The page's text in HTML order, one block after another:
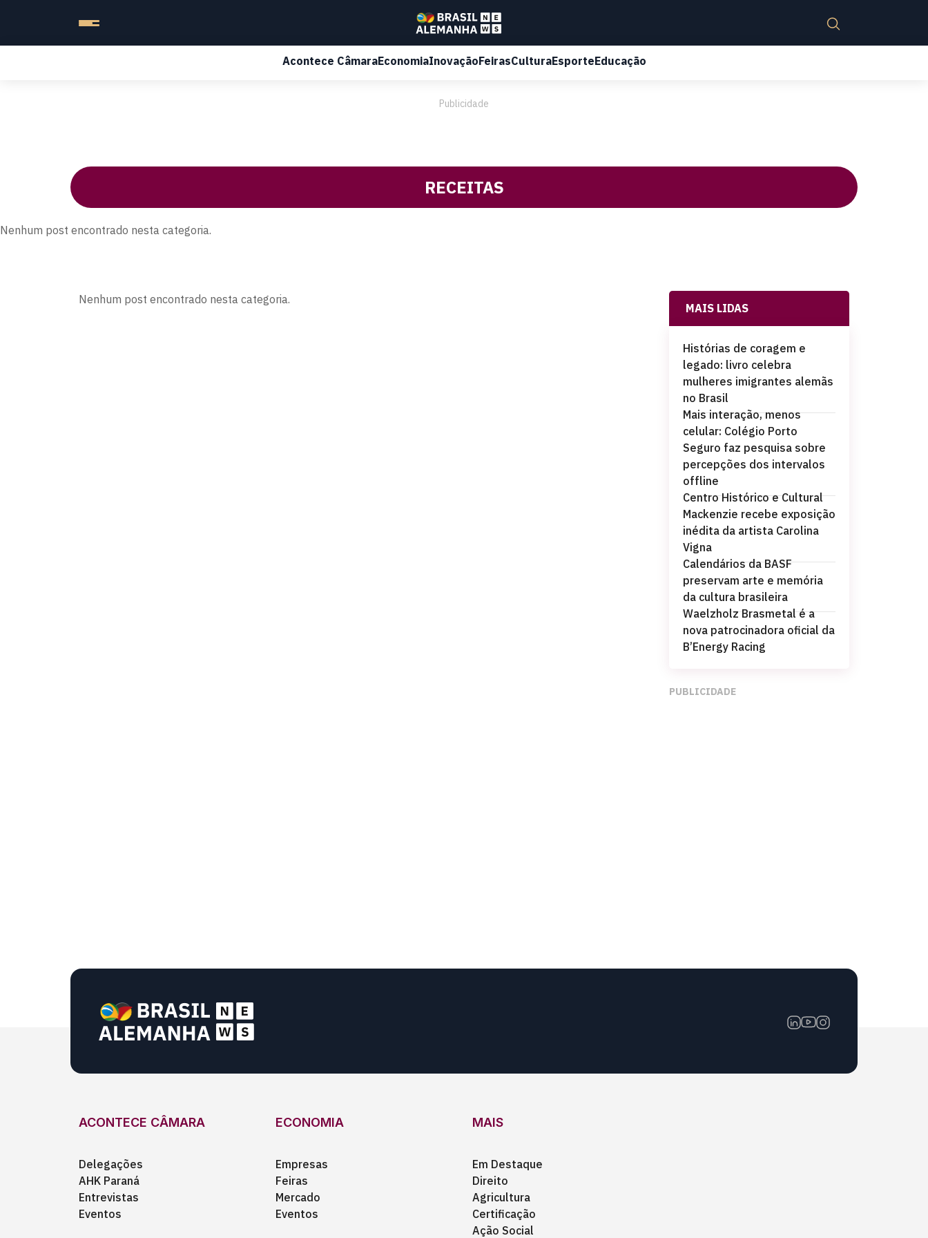
Acontece CâmaraEconomiaInovaçãoFeirasCulturaEsporteEducação
Publicidade
RECEITAS
Nenhum post encontrado nesta categoria.
Nenhum post encontrado nesta categoria.
MAIS LIDAS
Histórias de coragem e
legado: livro celebra
mulheres imigrantes alemãs
no Brasil
Mais interação, menos
celular: Colégio Porto
Seguro faz pesquisa sobre
percepções dos intervalos
offline
Centro Histórico e Cultural
Mackenzie recebe exposição
inédita da artista Carolina
Vigna
Calendários da BASF
preservam arte e memória
da cultura brasileira
Waelzholz Brasmetal é a
nova patrocinadora oficial da
B’Energy Racing
PUBLICIDADE
ACONTECE CÂMARA
Delegações
AHK Paraná
Entrevistas
Eventos
ECONOMIA
Empresas
Feiras
Mercado
Eventos
MAIS
Em Destaque
Direito
Agricultura
Certificação
Ação Social